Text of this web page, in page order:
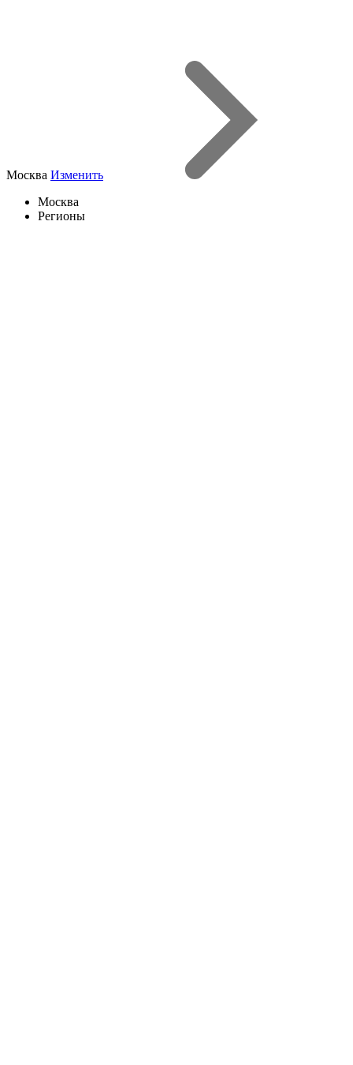
Москва Изменить
Москва
Регионы